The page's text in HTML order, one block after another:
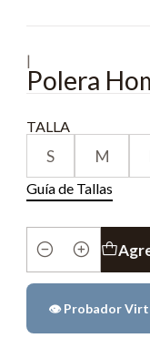
|
Polera
TALLA
S M
Guía de Tallas
Cantidad
👁️ Probador